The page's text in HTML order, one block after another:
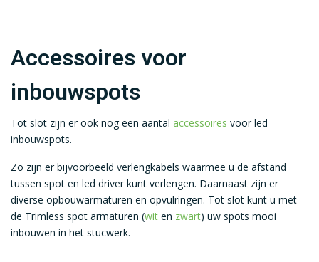
Accessoires voor
inbouwspots
Tot slot zijn er ook nog een aantal accessoires voor led
inbouwspots.
Zo zijn er bijvoorbeeld verlengkabels waarmee u de afstand
tussen spot en led driver kunt verlengen. Daarnaast zijn er
diverse opbouwarmaturen en opvulringen. Tot slot kunt u met
de Trimless spot armaturen (wit en zwart) uw spots mooi
inbouwen in het stucwerk.